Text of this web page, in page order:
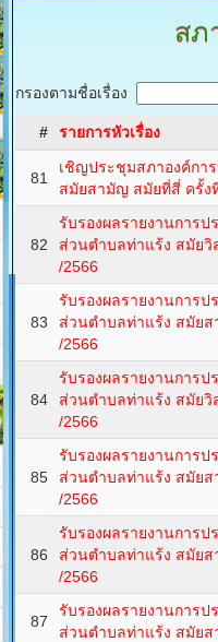
สภ
กรองตามชื่อเรื่อง
# รายการหัวเรื่อง
81
เชิญประชุมสภาองค์กา
สมัยสามัญ สมัยที่สี่ ครั้ง
82
รับรองผลรายงานการ
ส่วนตำบลท่าแร้ง สมัย
/2566
83
รับรองผลรายงานการ
ส่วนตำบลท่าแร้ง สมัย
/2566
84
รับรองผลรายงานการ
ส่วนตำบลท่าแร้ง สมัย
/2566
85
รับรองผลรายงานการ
ส่วนตำบลท่าแร้ง สมัย
/2566
86
รับรองผลรายงานการ
ส่วนตำบลท่าแร้ง สมัย
/2566
87
รับรองผลรายงานการ
ส่วนตำบลท่าแร้ง สมัย